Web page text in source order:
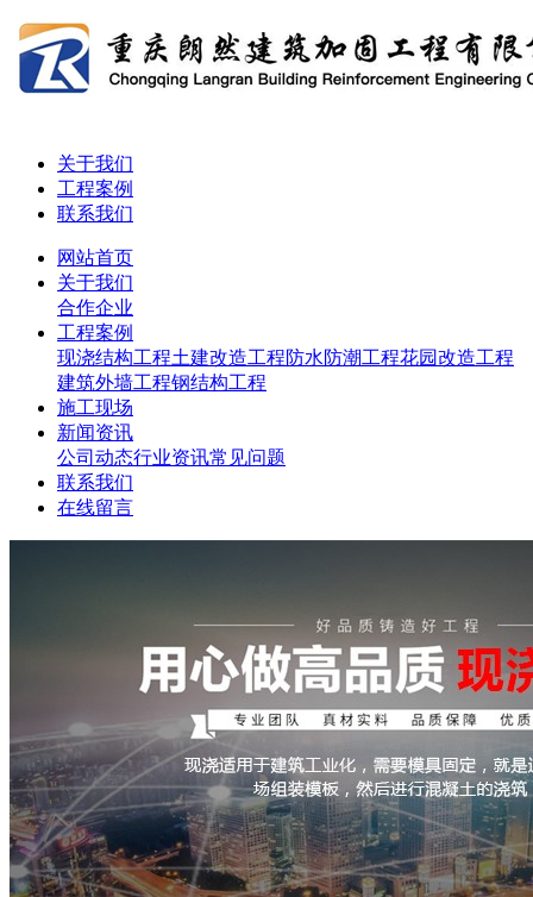
关于我们
工程案例
联系我们
网站首页
关于我们
合作企业
工程案例
现浇结构工程土建改造工程防水防潮工程花园改造工程
建筑外墙工程钢结构工程
施工现场
新闻资讯
公司动态行业资讯常见问题
联系我们
在线留言